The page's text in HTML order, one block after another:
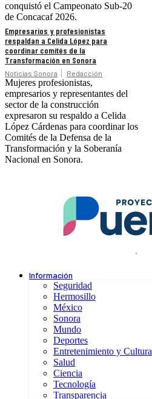
conquistó el Campeonato Sub-20
de Concacaf 2026.
Empresarios y profesionistas
respaldan a Celida López para
coordinar comités de la
Transformación en Sonora
Noticias Sonora Redacción
Mujeres profesionistas,
empresarios y representantes del
sector de la construcción
expresaron su respaldo a Celida
López Cárdenas para coordinar los
Comités de la Defensa de la
Transformación y la Soberanía
Nacional en Sonora.
.
Información
Seguridad
Hermosillo
México
Sonora
Mundo
Deportes
Entretenimiento y Cultura
Salud
Ciencia
Tecnología
Transparencia